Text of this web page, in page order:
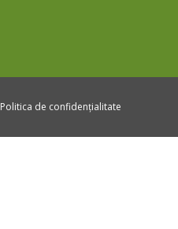
Politica de confidențialitate